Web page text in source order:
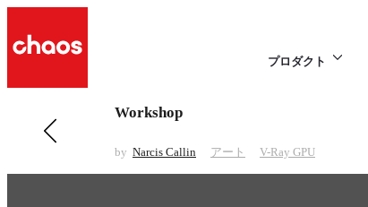
プロダクト
前の アート 項目
Workshop
by Narcis Callin アート V-Ray GPU